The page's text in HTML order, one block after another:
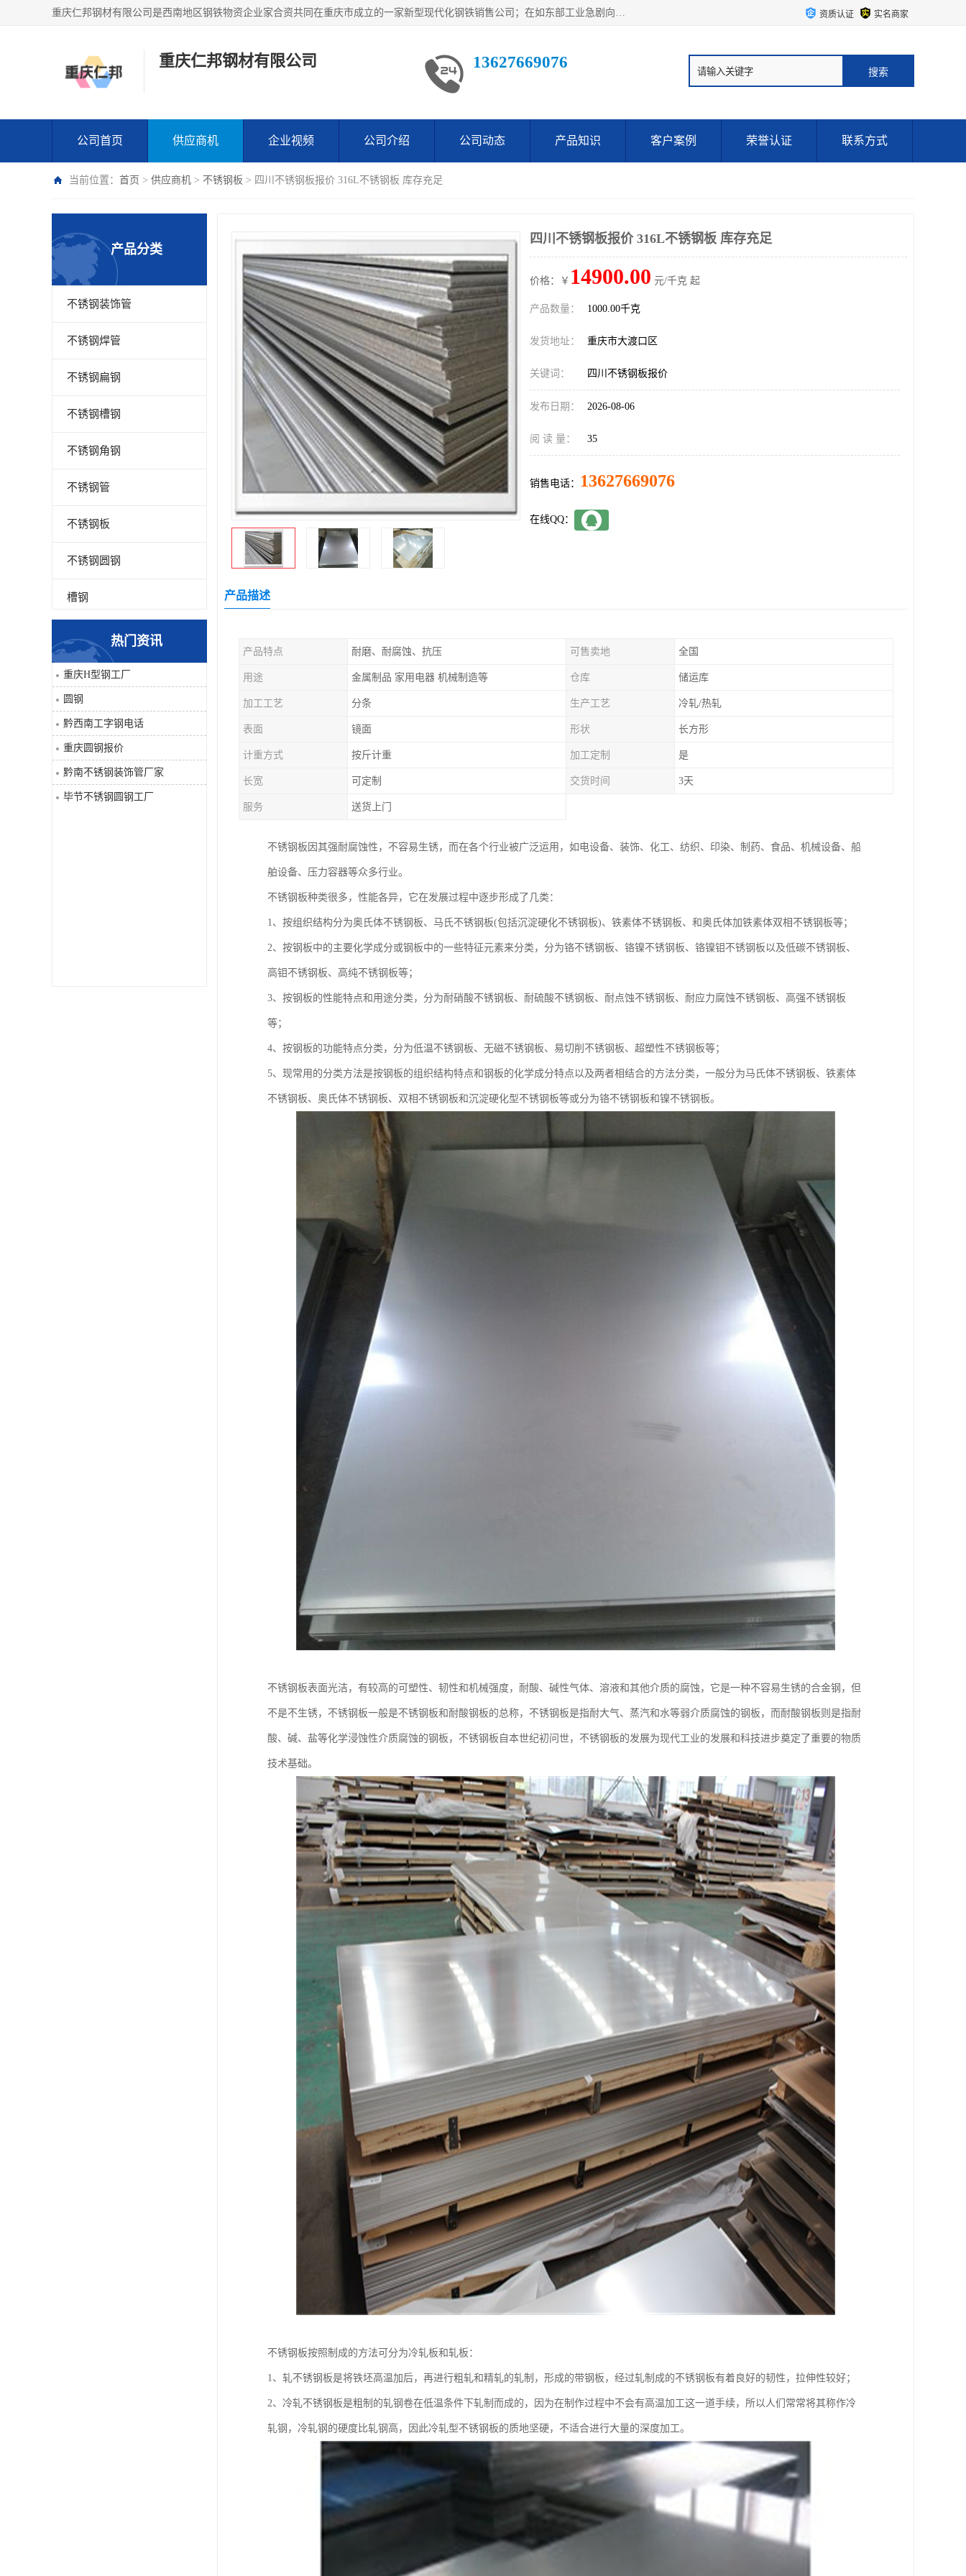
重庆仁邦钢材有限公司是西南地区钢铁物资企业家合资共同在重庆市成立的一家新型现代化钢铁销售公司；在如东部工业急剧向西部转移，西部大建工厂区及国家水利水电项目，我司力抓不断完善自我产品结构优化，让自己的钢铁产品广泛传播于这些大型再建项目 资质认证 实名商家
重庆仁邦钢材有限公司 13627669076
公司首页 供应商机 企业视频 公司介绍 公司动态 产品知识 客户案例 荣誉认证 联系方式
当前位置： 首页 > 供应商机 > 不锈钢板 > 四川不锈钢板报价 316L不锈钢板 库存充足
产品分类
不锈钢装饰管
不锈钢焊管
不锈钢扁钢
不锈钢槽钢
不锈钢角钢
不锈钢管
不锈钢板
不锈钢圆钢
槽钢
角钢
焊管
工字钢
H型钢
热门资讯
重庆H型钢工厂
圆钢
黔西南工字钢电话
重庆圆钢报价
黔南不锈钢装饰管厂家
毕节不锈钢圆钢工厂
四川不锈钢板报价 316L不锈钢板 库存充足
价格：￥ 14900.00 元/千克 起
产品数量： 1000.00千克
发货地址： 重庆市大渡口区
关键词： 四川不锈钢板报价
发布日期： 2026-08-06
阅 读 量： 35
销售电话： 13627669076
在线QQ：
产品描述
产品特点 耐磨、耐腐蚀、抗压 可售卖地 全国
用途 金属制品 家用电器 机械制造等 仓库 储运库
加工工艺 分条 生产工艺 冷轧/热轧
表面 镜面 形状 长方形
计重方式 按斤计重 加工定制 是
长宽 可定制 交货时间 3天
服务 送货上门
不锈钢板因其强耐腐蚀性，不容易生锈，而在各个行业被广泛运用，如电设备、装饰、化工、纺织、印染、制药、食品、机械设备、船
舶设备、压力容器等众多行业。
不锈钢板种类很多，性能各异，它在发展过程中逐步形成了几类：
1、按组织结构分为奥氏体不锈钢板、马氏不锈钢板(包括沉淀硬化不锈钢板)、铁素体不锈钢板、和奥氏体加铁素体双相不锈钢板等；
2、按钢板中的主要化学成分或钢板中的一些特征元素来分类，分为铬不锈钢板、铬镍不锈钢板、铬镍钼不锈钢板以及低碳不锈钢板、
高钼不锈钢板、高纯不锈钢板等；
3、按钢板的性能特点和用途分类，分为耐硝酸不锈钢板、耐硫酸不锈钢板、耐点蚀不锈钢板、耐应力腐蚀不锈钢板、高强不锈钢板
等；
4、按钢板的功能特点分类，分为低温不锈钢板、无磁不锈钢板、易切削不锈钢板、超塑性不锈钢板等；
5、现常用的分类方法是按钢板的组织结构特点和钢板的化学成分特点以及两者相结合的方法分类，一般分为马氏体不锈钢板、铁素体
不锈钢板、奥氏体不锈钢板、双相不锈钢板和沉淀硬化型不锈钢板等或分为铬不锈钢板和镍不锈钢板。
不锈钢板表面光洁，有较高的可塑性、韧性和机械强度，耐酸、碱性气体、溶液和其他介质的腐蚀，它是一种不容易生锈的合金钢，但
不是不生锈，不锈钢板一般是不锈钢板和耐酸钢板的总称，不锈钢板是指耐大气、蒸汽和水等弱介质腐蚀的钢板，而耐酸钢板则是指耐
酸、碱、盐等化学浸蚀性介质腐蚀的钢板，不锈钢板自本世纪初问世，不锈钢板的发展为现代工业的发展和科技进步奠定了重要的物质
技术基础。
不锈钢板按照制成的方法可分为冷轧板和轧板：
1、轧不锈钢板是将铁坯高温加后，再进行粗轧和精轧的轧制，形成的带钢板，经过轧制成的不锈钢板有着良好的韧性，拉伸性较好；
2、冷轧不锈钢板是粗制的轧钢卷在低温条件下轧制而成的，因为在制作过程中不会有高温加工这一道手续，所以人们常常将其称作冷
轧钢，冷轧钢的硬度比轧钢高，因此冷轧型不锈钢板的质地坚硬，不适合进行大量的深度加工。